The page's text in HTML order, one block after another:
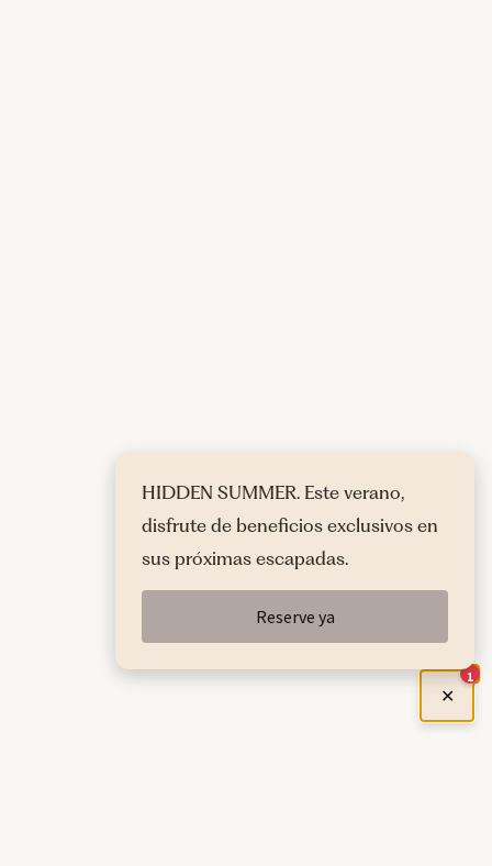
✕
1
HIDDEN SUMMER. Este verano,
disfrute de beneficios exclusivos en
sus próximas escapadas.
Reserve ya